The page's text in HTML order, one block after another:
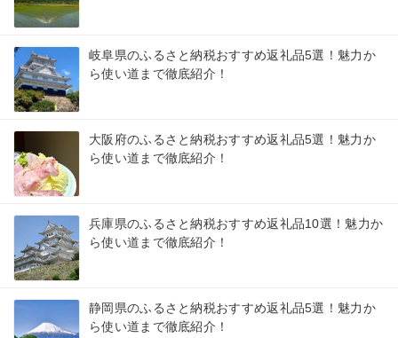
岐阜県のふるさと納税おすすめ返礼品5選！魅力か
ら使い道まで徹底紹介！
大阪府のふるさと納税おすすめ返礼品5選！魅力か
ら使い道まで徹底紹介！
兵庫県のふるさと納税おすすめ返礼品10選！魅力か
ら使い道まで徹底紹介！
静岡県のふるさと納税おすすめ返礼品5選！魅力か
ら使い道まで徹底紹介！